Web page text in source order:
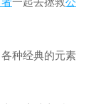
种经典的元素